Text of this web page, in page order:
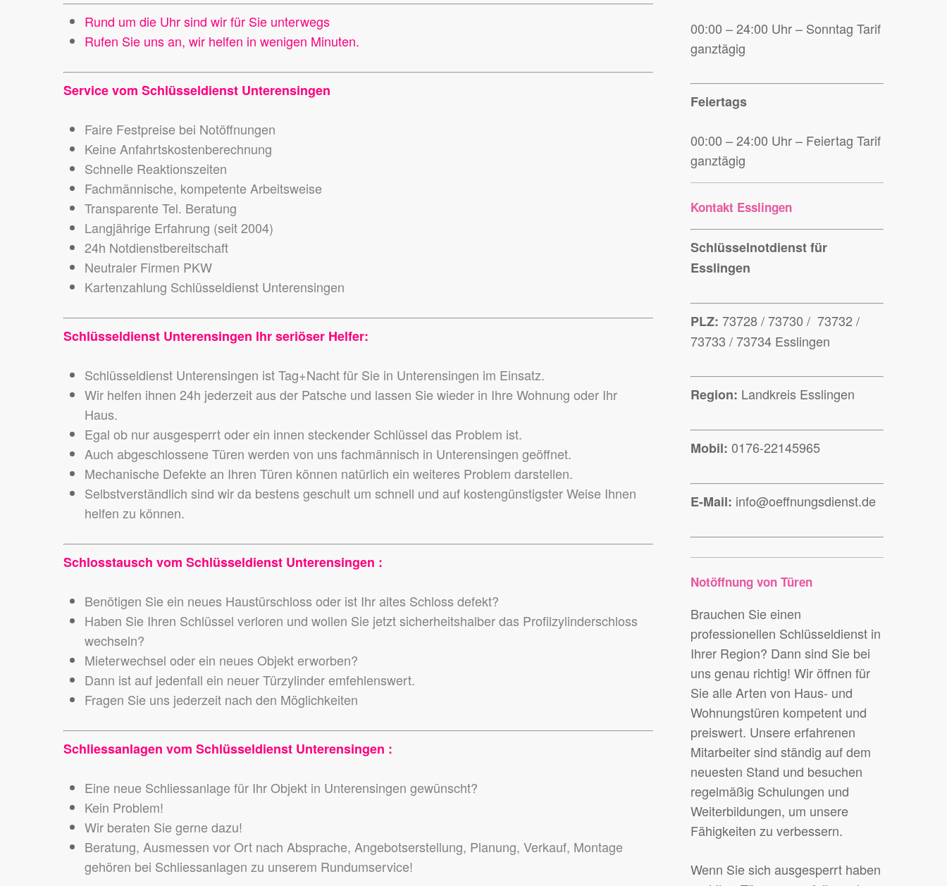
Rund um die Uhr sind wir für Sie unterwegs
Rufen Sie uns an, wir helfen in wenigen Minuten.
Service vom Schlüsseldienst Unterensingen
Faire Festpreise bei Notöffnungen
Keine Anfahrtskostenberechnung
Schnelle Reaktionszeiten
Fachmännische, kompetente Arbeitsweise
Transparente Tel. Beratung
Langjährige Erfahrung (seit 2004)
24h Notdienstbereitschaft
Neutraler Firmen PKW
Kartenzahlung Schlüsseldienst Unterensingen
Schlüsseldienst Unterensingen Ihr seriöser Helfer:
Schlüsseldienst Unterensingen ist Tag+Nacht für Sie in Unterensingen im Einsatz.
Wir helfen ihnen 24h jederzeit aus der Patsche und lassen Sie wieder in Ihre Wohnung oder Ihr
Haus.
Egal ob nur ausgesperrt oder ein innen steckender Schlüssel das Problem ist.
Auch abgeschlossene Türen werden von uns fachmännisch in Unterensingen geöffnet.
Mechanische Defekte an Ihren Türen können natürlich ein weiteres Problem darstellen.
Selbstverständlich sind wir da bestens geschult um schnell und auf kostengünstigster Weise Ihnen
helfen zu können.
Schlosstausch vom Schlüsseldienst Unterensingen :
Benötigen Sie ein neues Haustürschloss oder ist Ihr altes Schloss defekt?
Haben Sie Ihren Schlüssel verloren und wollen Sie jetzt sicherheitshalber das Profilzylinderschloss
wechseln?
Mieterwechsel oder ein neues Objekt erworben?
Dann ist auf jedenfall ein neuer Türzylinder emfehlenswert.
Fragen Sie uns jederzeit nach den Möglichkeiten
Schliessanlagen vom Schlüsseldienst Unterensingen :
Eine neue Schliessanlage für Ihr Objekt in Unterensingen gewünscht?
Kein Problem!
Wir beraten Sie gerne dazu!
Beratung, Ausmessen vor Ort nach Absprache, Angebotserstellung, Planung, Verkauf, Montage
gehören bei Schliessanlagen zu unserem Rundumservice!
00:00 – 24:00 Uhr – Sonntag Tarif
ganztägig
Feiertags
00:00 – 24:00 Uhr – Feiertag Tarif
ganztägig
Kontakt Esslingen
Schlüsselnotdienst für
Esslingen
PLZ:73728 / 73730 / 73732 /
73733 / 73734 Esslingen
Region: Landkreis Esslingen
Mobil: 0176-22145965
E-Mail: info@oeffnungsdienst.de
Notöffnung von Türen
Brauchen Sie einen
professionellen Schlüsseldienst in
Ihrer Region? Dann sind Sie bei
uns genau richtig! Wir öffnen für
Sie alle Arten von Haus- und
Wohnungstüren kompetent und
preiswert. Unsere erfahrenen
Mitarbeiter sind ständig auf dem
neuesten Stand und besuchen
regelmäßig Schulungen und
Weiterbildungen, um unsere
Fähigkeiten zu verbessern.
Wenn Sie sich ausgesperrt haben